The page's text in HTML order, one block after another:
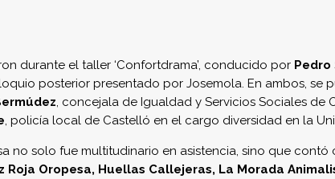
durante el taller ‘Confortdrama’, conducido por Pedro
posterior presentado por Josemola. En ambos, se
, concejala de Igualdad y Servicios Sociales de
, policía local de Castelló en el cargo diversidad en la
no solo fue multitudinario en asistencia, sino que
Roja Oropesa, Huellas Callejeras, La Morada